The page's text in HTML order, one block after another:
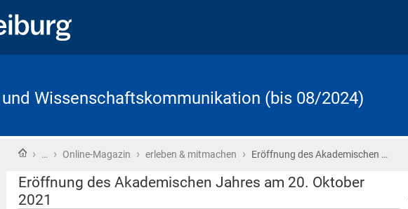
Wissenschaftskommunikation (bis 08/2024)
Startseite
› … › Online-Magazin › erleben & mitmachen › Eröffnung des Akademischen …
Eröffnung des Akademischen Jahres am 20. Oktober
2021